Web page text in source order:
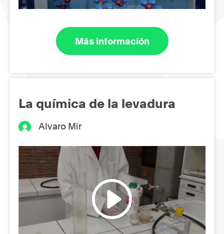
Más información
La química de la levadura
Alvaro Mir